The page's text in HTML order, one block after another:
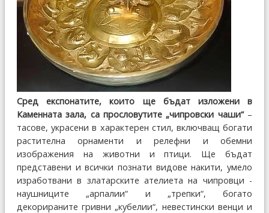
Сред експонатите, които ще бъдат изложени в
Каменната зала, са прословутите „чипровски чаши“–
тасове, украсени в характерен стил, включващ богати
растителна орнаменти и релефни и обемни
изображения на животни и птици. Ще бъдат
представени и всички познати видове накити, умело
изработвани в златарските ателиета на чипровци -
наушниците „арпалии“ и „трепки“, богато
декорираните гривни „кубелии“, невестински венци и